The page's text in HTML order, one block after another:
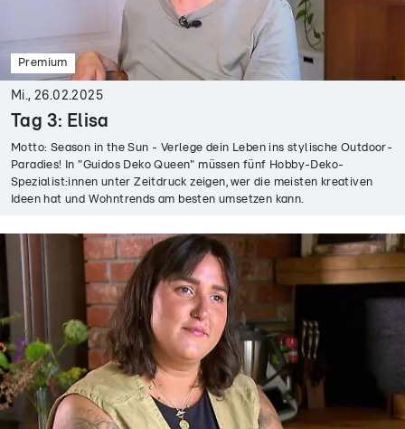
Premium
Mi., 26.02.2025
Tag 3: Elisa
Motto: Season in the Sun - Verlege dein Leben ins stylische Outdoor-
Paradies! In "Guidos Deko Queen" müssen fünf Hobby-Deko-
Spezialist:innen unter Zeitdruck zeigen, wer die meisten kreativen
Ideen hat und Wohntrends am besten umsetzen kann.